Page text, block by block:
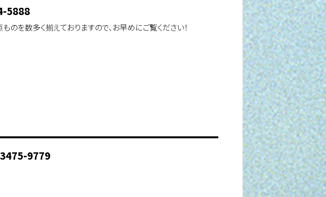
5888
を数多く揃えておりますので、お早めにご覧ください！
9779